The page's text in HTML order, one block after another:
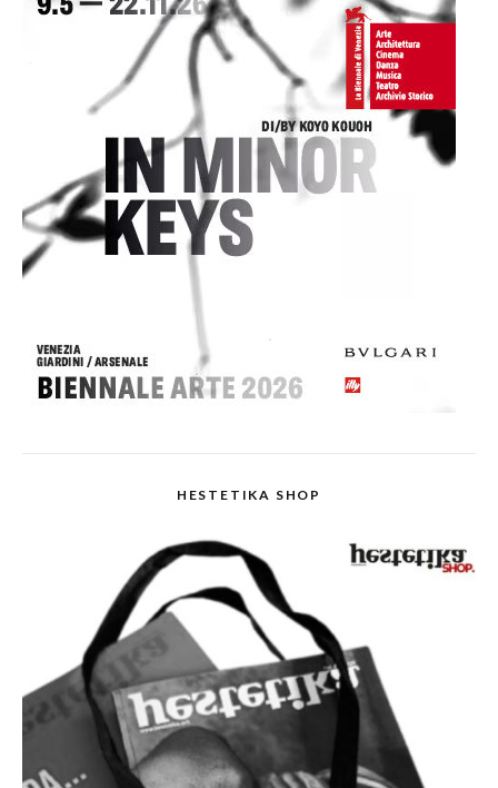
HESTETIKA SHOP